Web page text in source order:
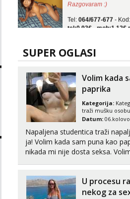
tel:0,93€ - mob:1,12€
Obavijesti me
Razgovaram :)
Tel:
tel:0,93€ - mob:1,12€
Obavijesti me
Anđela
Čekam tvoj poziv!
Tel:064/677-677-
tel:0,93€ - mob:1,12€
SUPER OGLASI
Volim kada
paprika
Kategorija:
traži mušku osobu
Datum:
Napaljena studentica traži
ja! Volim kada sam puna kao
nikada mi nije dosta seksa.
cekam te!
U procesu
nekog za